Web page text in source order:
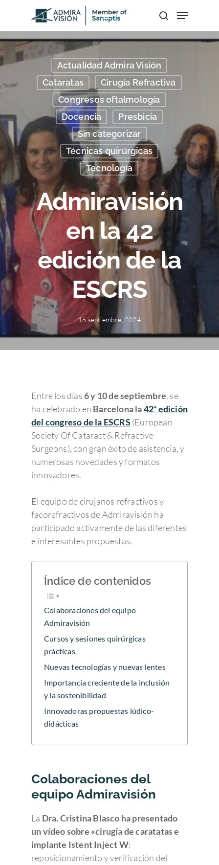
Hit enter to search or ESC to close
Actualidad Admira Visión
Cataratas
Cirugía Refractiva
Congresos oftalmología
Docencia
Presbicia
Sin categorizar
Técnicas quirúrgicas
Tecnología
Admiravisión
en la 42
edición de la
ESCRS
16 septiembre, 2024
Entre los días6 y 10 de septiembre, se
ha celebrado en Barcelona la42ª edición
del congreso de la ESCRS (European
Society Of Cataract & Refractive
Surgeons), con gran éxito de asistencia, y
numerosas novedades y formatos
innovadores.
El equipo de cirujanos refractivos y
facorefractivos de Admiravisión ha
participado activamente de las diferentes
e interesantes propuestas.
Índice de contenidos
Colaboraciones del equipo
Admiravisión
Cursos y sesiones quirúrgicas
prácticas
Nuevas tecnologías y nuevas lentes
Importancia creciente de la inclusión
y la sostenibilidad
Innovadoras propuestas lúdico-
didácticas
Colaboraciones del
equipo Admiravisión
La Dra. Cristina Blasco ha presentado
un vídeo sobre «cirugía de caratatas e
implante Istent Inject W:
reposicionamiento y verificación del